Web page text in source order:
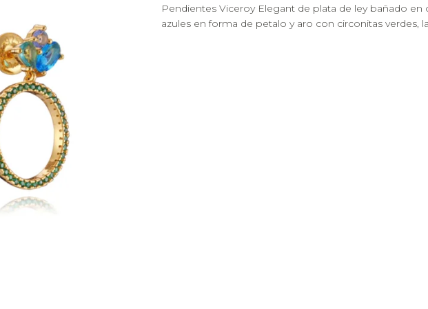
Pendientes Viceroy Elegant de plata de ley bañado en
azules en forma de petalo y aro con circonitas verdes,